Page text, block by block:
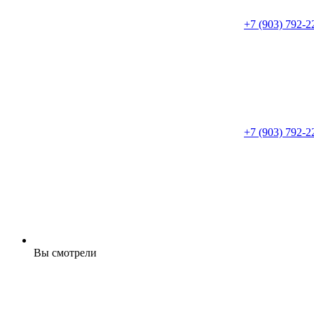
+7 (903) 792-
+7 (903) 792-
Вы смотрели